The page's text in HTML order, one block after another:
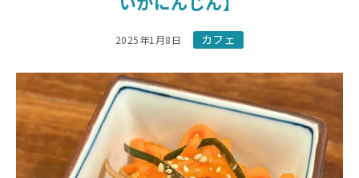
2025年1月8日 カフェ